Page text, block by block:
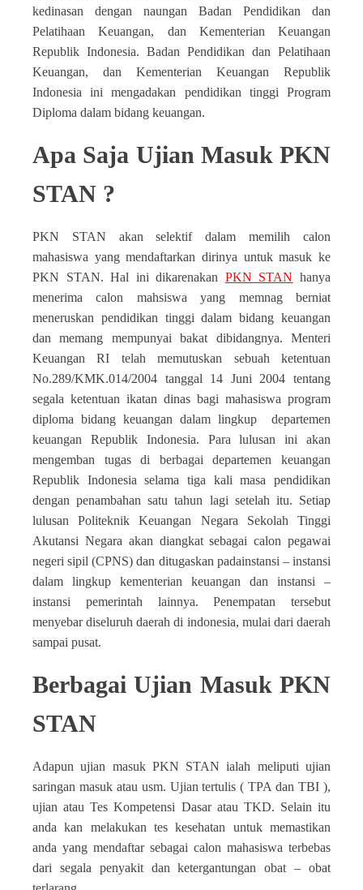
kedinasan dengan naungan Badan Pendidikan dan
Pelatihaan Keuangan, dan Kementerian Keuangan
Republik Indonesia. Badan Pendidikan dan Pelatihaan
Keuangan, dan Kementerian Keuangan Republik
Indonesia ini mengadakan pendidikan tinggi Program
Diploma dalam bidang keuangan.
Apa Saja Ujian Masuk PKN
STAN ?
PKN STAN akan selektif dalam memilih calon
mahasiswa yang mendaftarkan dirinya untuk masuk ke
PKN STAN. Hal ini dikarenakan PKN STAN hanya
menerima calon mahsiswa yang memnag berniat
meneruskan pendidikan tinggi dalam bidang keuangan
dan memang mempunyai bakat dibidangnya. Menteri
Keuangan RI telah memutuskan sebuah ketentuan
No.289/KMK.014/2004 tanggal 14 Juni 2004 tentang
segala ketentuan ikatan dinas bagi mahasiswa program
diploma bidang keuangan dalam lingkup departemen
keuangan Republik Indonesia. Para lulusan ini akan
mengemban tugas di berbagai departemen keuangan
Republik Indonesia selama tiga kali masa pendidikan
dengan penambahan satu tahun lagi setelah itu. Setiap
lulusan Politeknik Keuangan Negara Sekolah Tinggi
Akutansi Negara akan diangkat sebagai calon pegawai
negeri sipil (CPNS) dan ditugaskan padainstansi – instansi
dalam lingkup kementerian keuangan dan instansi –
instansi pemerintah lainnya. Penempatan tersebut
menyebar diseluruh daerah di indonesia, mulai dari daerah
sampai pusat.
Berbagai Ujian Masuk PKN
STAN
Adapun ujian masuk PKN STAN ialah meliputi ujian
saringan masuk atau usm. Ujian tertulis ( TPA dan TBI ),
ujian atau Tes Kompetensi Dasar atau TKD. Selain itu
anda kan melakukan tes kesehatan untuk memastikan
anda yang mendaftar sebagai calon mahasiswa terbebas
dari segala penyakit dan ketergantungan obat – obat